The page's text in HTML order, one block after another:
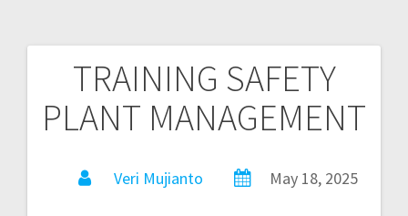
TRAINING SAFETY
PLANT MANAGEMENT
Veri Mujianto May 18, 2025